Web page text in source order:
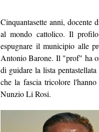
Cinquantasette anni, docente
al mondo cattolico. Il
espugnare il municipio alle
Antonio Barone. Il "prof" ha
di guidare la lista
che la fascia tricolore
Nunzio Li Rosi.